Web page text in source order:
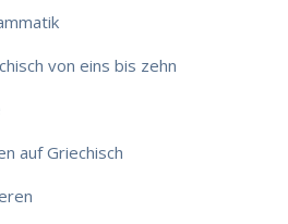
von eins bis zehn
auf Griechisch